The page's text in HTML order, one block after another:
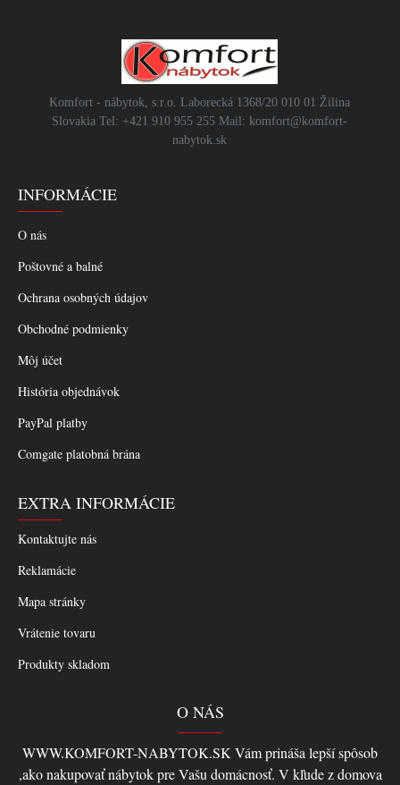
Komfort - nábytok, s.r.o. Laborecká 1368/20 010 01 Žilina
Slovakia Tel: +421 910 955 255 Mail: komfort@komfort-
nabytok.sk
INFORMÁCIE
O nás
Poštovné a balné
Ochrana osobných údajov
Obchodné podmienky
Môj účet
História objednávok
PayPal platby
Comgate platobná brána
EXTRA INFORMÁCIE
Kontaktujte nás
Reklamácie
Mapa stránky
Vrátenie tovaru
Produkty skladom
O NÁS
WWW.KOMFORT-NABYTOK.SK Vám prináša lepší spôsob
,ako nakupovať nábytok pre Vašu domácnosť. V kľude z domova